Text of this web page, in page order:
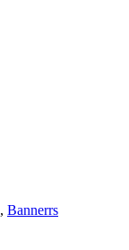
, Bannerrs